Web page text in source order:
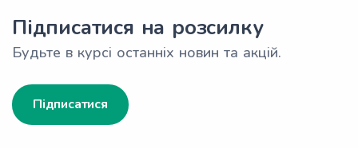
Підписатися на розсилку
Будьте в курсі останніх новин та акцій.
Підписатися